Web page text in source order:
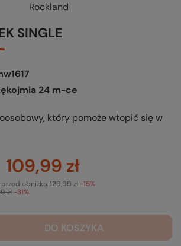
Rockland
SINGLE
24 m-ce
który pomoże wtopić się w
109,99 zł
zł -31%
obniżką:129,99 zł -15%
DO KOSZYKA